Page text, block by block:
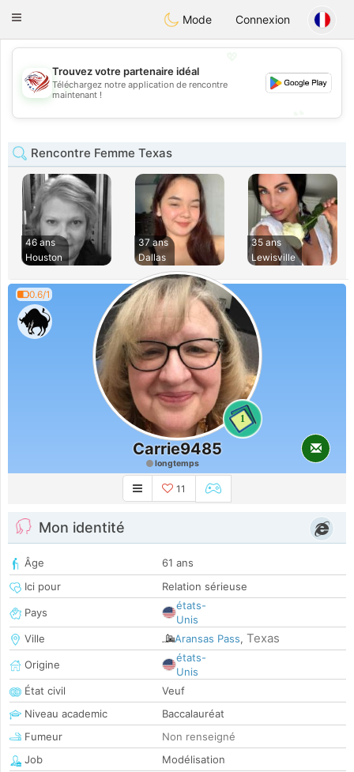
StatesDating
Toggle
Mode Connexion
💖
💕
Trouvez votre partenaire idéal
Téléchargez notre application de rencontre
maintenant !
Rencontre Femme Texas
46 ans
Houston
37 ans
Dallas
35 ans
Lewisville
0.6/1
1
Carrie9485
longtemps
11
Mon identité
Âge
61 ans
Ici pour
Relation sérieuse
Pays
états-
Unis
Ville
Aransas Pass, Texas
Origine
états-
Unis
État civil
Veuf
Niveau academic
Baccalauréat
Fumeur
Non renseigné
Job
Modélisation